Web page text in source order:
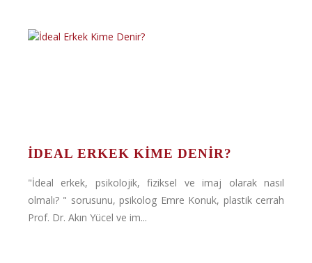
İDEAL ERKEK KIME DENIR?
"İdeal erkek, psikolojik, fiziksel ve imaj olarak nasıl
olmalı? " sorusunu, psikolog Emre Konuk, plastik cerrah
Prof. Dr. Akın Yücel ve im...